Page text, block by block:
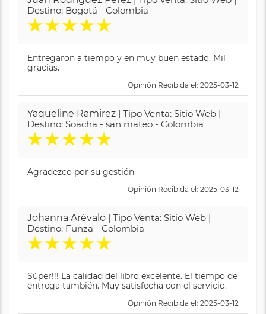
Destino: Bogotá - Colombia
★★★★★
Entregaron a tiempo y en muy buen estado. Mil
gracias.
Opinión Recibida el: 2025-03-12
Yaqueline Ramirez | Tipo Venta: Sitio Web |
Destino: Soacha - san mateo - Colombia
★★★★★
Agradezco por su gestión
Opinión Recibida el: 2025-03-12
Johanna Arévalo | Tipo Venta: Sitio Web |
Destino: Funza - Colombia
★★★★★
Súper!!! La calidad del libro excelente. El tiempo de
entrega también. Muy satisfecha con el servicio.
Opinión Recibida el: 2025-03-12